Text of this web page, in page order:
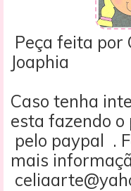
Peça feita
Joaphia
Caso tenha
esta fazendo
pelo paypal .
mais